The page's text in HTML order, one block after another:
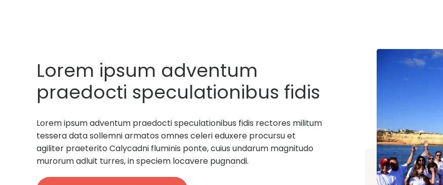
Lorem ipsum adventum
praedocti speculationibus fidis
rectores militum tessera data
sollemni armatos.
Lorem ipsum adventum praedocti speculationibus fidis rectores militum
tessera data sollemni armatos omnes celeri eduxere procursu et
agiliter praeterito Calycadni fluminis ponte, cuius undarum magnitudo
murorum adluit turres, in speciem locavere pugnandi.